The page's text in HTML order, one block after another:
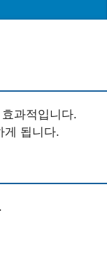
과적입니다.
게 됩니다.